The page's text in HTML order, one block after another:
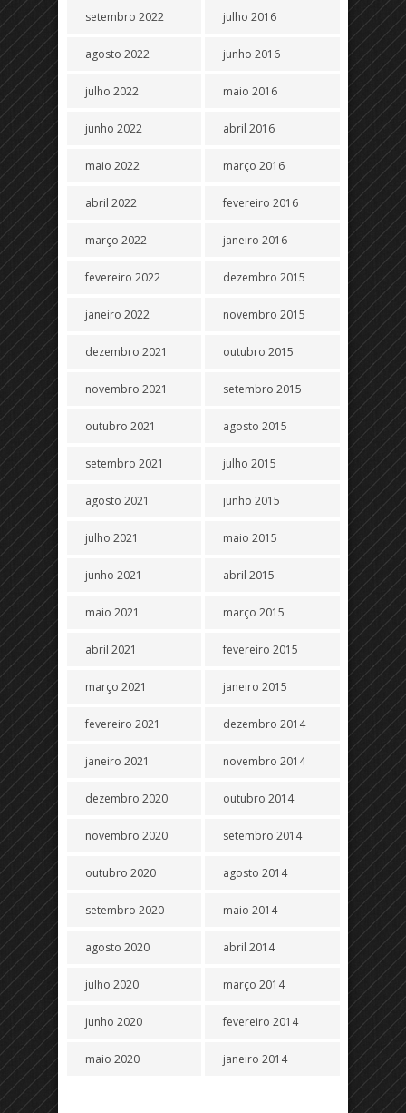
setembro 2022
agosto 2022
julho 2022
junho 2022
maio 2022
abril 2022
março 2022
fevereiro 2022
janeiro 2022
dezembro 2021
novembro 2021
outubro 2021
setembro 2021
agosto 2021
julho 2021
junho 2021
maio 2021
abril 2021
março 2021
fevereiro 2021
janeiro 2021
dezembro 2020
novembro 2020
outubro 2020
setembro 2020
agosto 2020
julho 2020
junho 2020
maio 2020
julho 2016
junho 2016
maio 2016
abril 2016
março 2016
fevereiro 2016
janeiro 2016
dezembro 2015
novembro 2015
outubro 2015
setembro 2015
agosto 2015
julho 2015
junho 2015
maio 2015
abril 2015
março 2015
fevereiro 2015
janeiro 2015
dezembro 2014
novembro 2014
outubro 2014
setembro 2014
agosto 2014
maio 2014
abril 2014
março 2014
fevereiro 2014
janeiro 2014